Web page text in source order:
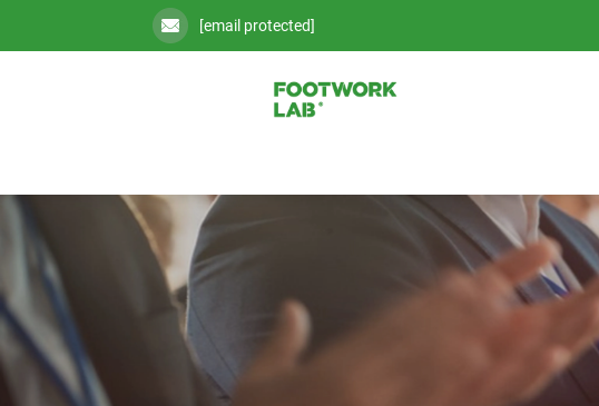
[email protected]